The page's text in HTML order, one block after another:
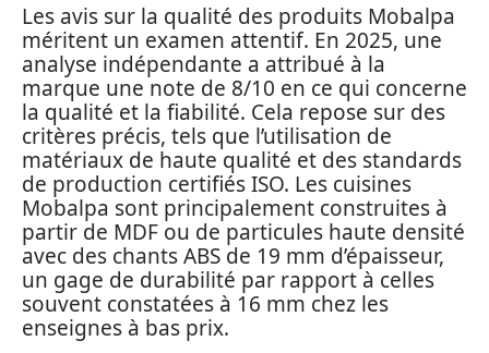
Les avis sur la qualité des produits Mobalpa
méritent un examen attentif. En 2025, une
analyse indépendante a attribué à la
marque une note de 8/10 en ce qui concerne
la qualité et la fiabilité. Cela repose sur des
critères précis, tels que l’utilisation de
matériaux de haute qualité et des standards
de production certifiés ISO. Les cuisines
Mobalpa sont principalement construites à
partir de MDF ou de particules haute densité
avec des chants ABS de 19 mm d’épaisseur,
un gage de durabilité par rapport à celles
souvent constatées à 16 mm chez les
enseignes à bas prix.